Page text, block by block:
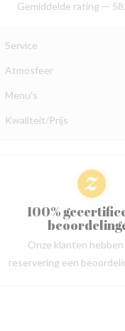
Gemiddelde rating —
Service
Atmosfeer
Menu's
Kwaliteit/Prijs
100%
Onze klanten hebben
reservering een